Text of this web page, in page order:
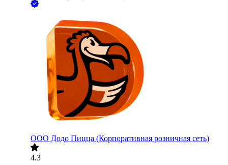
ООО Додо Пицца (Корпоративная розничная сеть)
4.3